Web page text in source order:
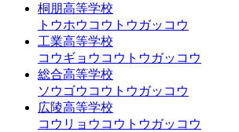
桐朋高等学校
トウホウコウトウガッコウ
工業高等学校
コウギョウコウトウガッコウ
総合高等学校
ソウゴウコウトウガッコウ
広陵高等学校
コウリョウコウトウガッコウ